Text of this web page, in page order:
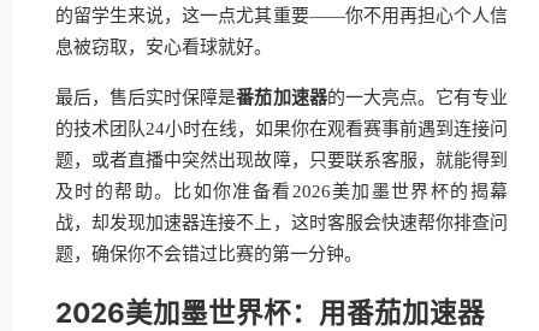
的留学生来说，这一点尤其重要——你不用再担心个人信
息被窃取，安心看球就好。
最后，售后实时保障是番茄加速器的一大亮点。它有专业
的技术团队24小时在线，如果你在观看赛事前遇到连接问
题，或者直播中突然出现故障，只要联系客服，就能得到
及时的帮助。比如你准备看2026美加墨世界杯的揭幕
战，却发现加速器连接不上，这时客服会快速帮你排查问
题，确保你不会错过比赛的第一分钟。
2026美加墨世界杯：用番茄加速器